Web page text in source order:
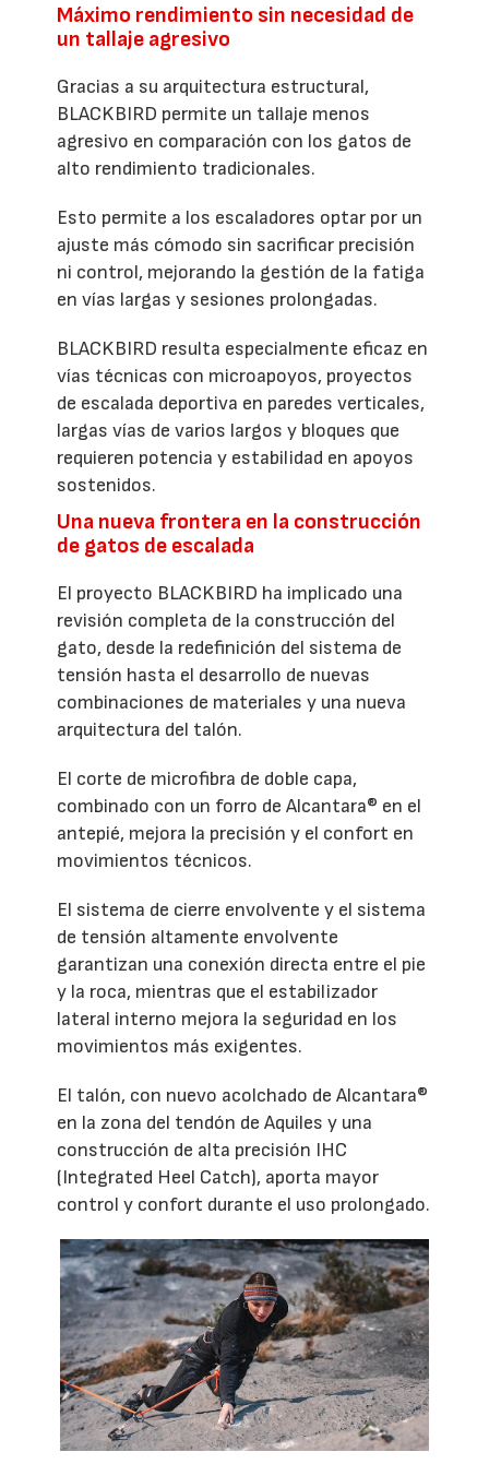
Máximo rendimiento sin necesidad de
un tallaje agresivo
Gracias a su arquitectura estructural,
BLACKBIRD permite un tallaje menos
agresivo en comparación con los gatos de
alto rendimiento tradicionales.
Esto permite a los escaladores optar por un
ajuste más cómodo sin sacrificar precisión
ni control, mejorando la gestión de la fatiga
en vías largas y sesiones prolongadas.
BLACKBIRD resulta especialmente eficaz en
vías técnicas con microapoyos, proyectos
de escalada deportiva en paredes verticales,
largas vías de varios largos y bloques que
requieren potencia y estabilidad en apoyos
sostenidos.
Una nueva frontera en la construcción
de gatos de escalada
El proyecto BLACKBIRD ha implicado una
revisión completa de la construcción del
gato, desde la redefinición del sistema de
tensión hasta el desarrollo de nuevas
combinaciones de materiales y una nueva
arquitectura del talón.
El corte de microfibra de doble capa,
combinado con un forro de Alcantara® en el
antepié, mejora la precisión y el confort en
movimientos técnicos.
El sistema de cierre envolvente y el sistema
de tensión altamente envolvente
garantizan una conexión directa entre el pie
y la roca, mientras que el estabilizador
lateral interno mejora la seguridad en los
movimientos más exigentes.
El talón, con nuevo acolchado de Alcantara®
en la zona del tendón de Aquiles y una
construcción de alta precisión IHC
(Integrated Heel Catch), aporta mayor
control y confort durante el uso prolongado.